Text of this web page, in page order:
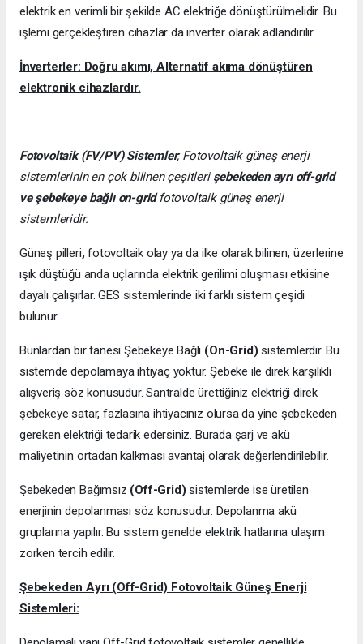
elektrik en verimli bir şekilde AC elektriğe dönüştürülmelidir. Bu
işlemi gerçekleştiren cihazlar da inverter olarak adlandırılır.
İnverterler: Doğru akımı, Alternatif akıma dönüştüren
elektronik cihazlardır.
Fotovoltaik (FV/PV) Sistemler; Fotovoltaik güneş enerji
sistemlerinin en çok bilinen çeşitleri şebekeden ayrı off-grid
ve şebekeye bağlı on-gridfotovoltaik güneş enerji
sistemleridir.
Güneş pilleri,fotovoltaik olay ya da ilke olarak bilinen, üzerlerine
ışık düştüğü anda uçlarında elektrik gerilimi oluşması etkisine
dayalı çalışırlar. GES sistemlerinde iki farklı sistem çeşidi
bulunur.
Bunlardan bir tanesi Şebekeye Bağlı (On-Grid) sistemlerdir. Bu
sistemde depolamaya ihtiyaç yoktur. Şebeke ile direk karşılıklı
alışveriş söz konusudur. Santralde ürettiğiniz elektriği direk
şebekeye satar, fazlasına ihtiyacınız olursa da yine şebekeden
gereken elektriği tedarik edersiniz. Burada şarj ve akü
maliyetinin ortadan kalkması avantaj olarak değerlendirilebilir.
Şebekeden Bağımsız (Off-Grid) sistemlerde ise üretilen
enerjinin depolanması söz konusudur. Depolanma akü
gruplarına yapılır. Bu sistem genelde elektrik hatlarına ulaşım
zorken tercih edilir.
Şebekeden Ayrı (Off-Grid) Fotovoltaik Güneş Enerji
Sistemleri: